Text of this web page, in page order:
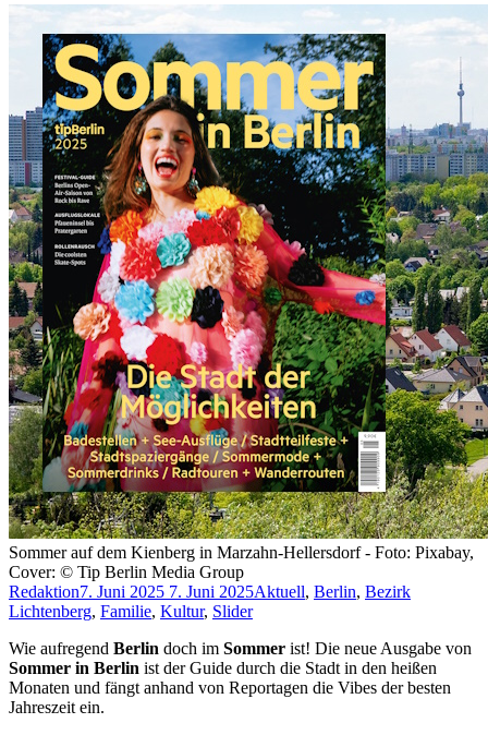
Sommer auf dem Kienberg in Marzahn-Hellersdorf - Foto: Pixabay,
Cover: © Tip Berlin Media Group
Redaktion7. Juni 2025 7. Juni 2025Aktuell, Berlin, Bezirk
Lichtenberg, Familie, Kultur, Slider
Wie aufregend Berlin doch im Sommer ist! Die neue Ausgabe von
Sommer in Berlin ist der Guide durch die Stadt in den heißen
Monaten und fängt anhand von Reportagen die Vibes der besten
Jahreszeit ein.